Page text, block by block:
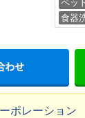
ペッ
食器
メ
ポレーション